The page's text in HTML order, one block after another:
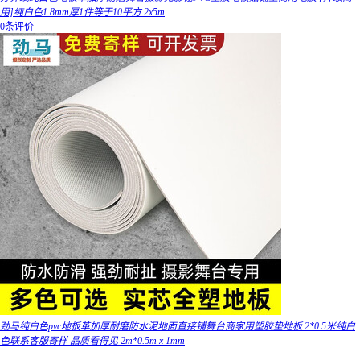
用]纯白色1.8mm厚1件等于10平方 2x5m
0条评价
劲马纯白色pvc地板革加厚耐磨防水泥地面直接铺舞台商家用塑胶垫地板 2*0.5米纯白
色联系客服寄样 品质看得见 2m*0.5m x 1mm